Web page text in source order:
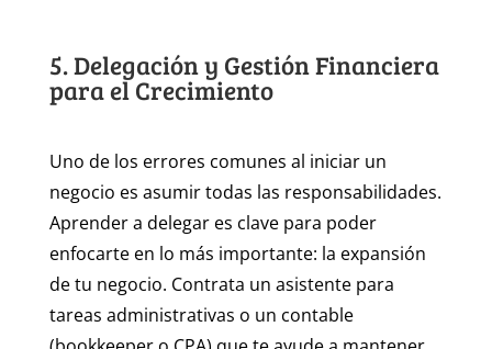
5. Delegación y Gestión Financiera
para el Crecimiento
Uno de los errores comunes al iniciar un
negocio es asumir todas las responsabilidades.
Aprender a delegar es clave para poder
enfocarte en lo más importante: la expansión
de tu negocio. Contrata un asistente para
tareas administrativas o un contable